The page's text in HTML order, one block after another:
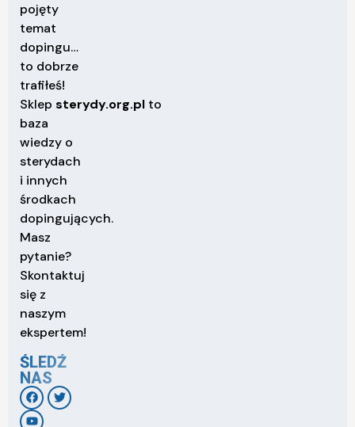
pojęty
temat
dopingu…
to dobrze
trafiłeś!
Sklep sterydy.org.pl to
baza
wiedzy o
sterydach
i innych
środkach
dopingujących.
Masz
pytanie?
Skontaktuj
się z
naszym
ekspertem!
ŚLEDŹ
NAS